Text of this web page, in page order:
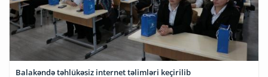
Balakəndə təhlükəsiz internet təlimləri keçirilib